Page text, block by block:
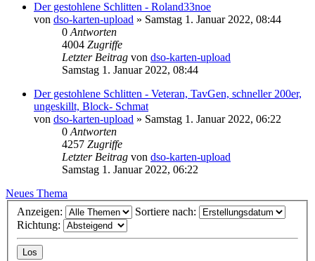
Der gestohlene Schlitten - Roland33noe
von dso-karten-upload » Samstag 1. Januar 2022, 08:44
0Antworten
4004 Zugriffe
Letzter Beitrag von dso-karten-upload
Samstag 1. Januar 2022, 08:44
Der gestohlene Schlitten - Veteran, TavGen, schneller 200er,
ungeskillt, Block- Schmat
von dso-karten-upload » Samstag 1. Januar 2022, 06:22
0Antworten
4257 Zugriffe
Letzter Beitrag von dso-karten-upload
Samstag 1. Januar 2022, 06:22
Neues Thema
Anzeigen:
Sortiere nach:
Richtung: